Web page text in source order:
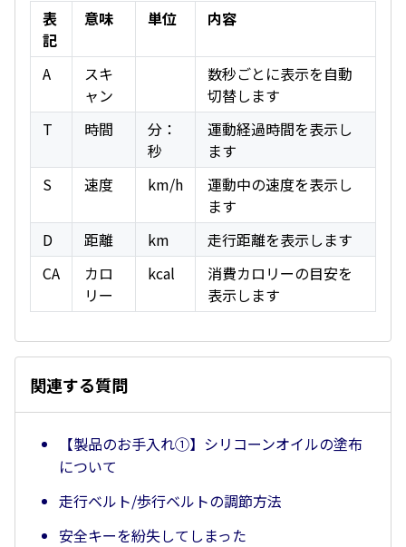
表
記
意味 単位 内容
A
スキ
ャン
数秒ごとに表示を自動
切替します
T
時間
分：
秒
運動経過時間を表示し
ます
S
速度 km/h
運動中の速度を表示し
ます
D
距離 km
走行距離を表示します
CA
カロ
リー
kcal
消費カロリーの目安を
表示します
関連する質問
【製品のお手入れ①】シリコーンオイルの塗布
について
走行ベルト/歩行ベルトの調節方法
安全キーを紛失してしまった